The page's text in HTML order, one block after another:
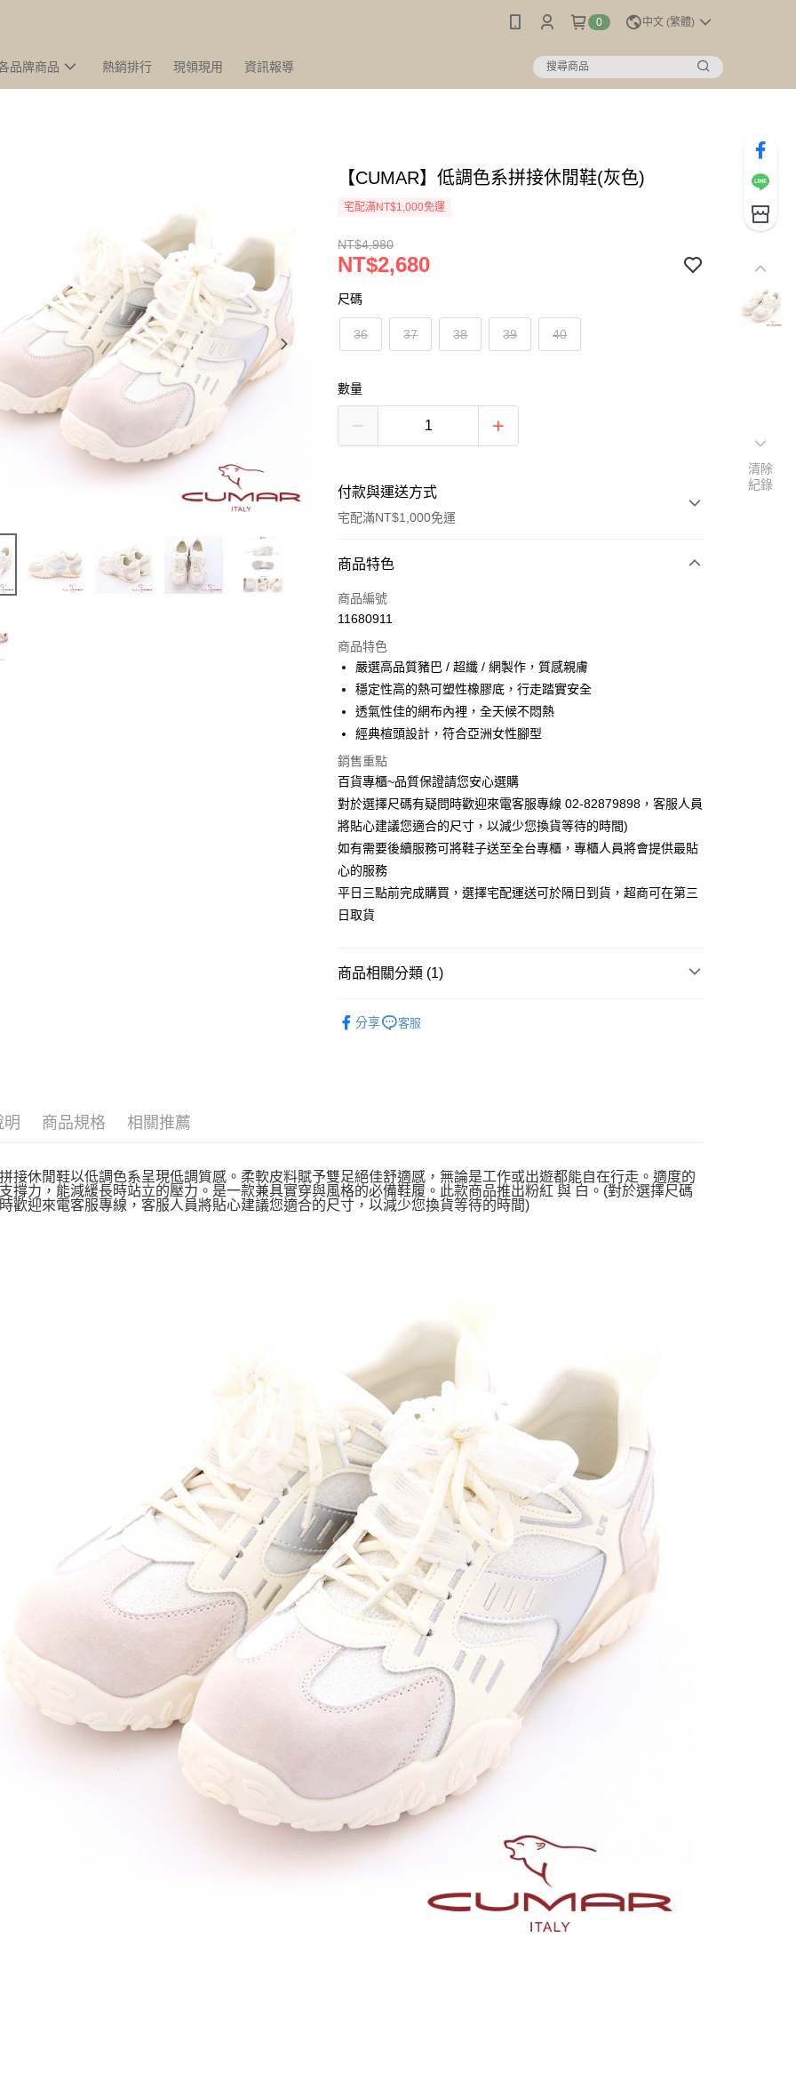
0 中文 (繁體)
品牌商品 熱銷排行 現領現用 資訊報導
【CUMAR】低調色系拼接休閒鞋(灰色)
宅配滿NT$1,000免運
NT$4,980
NT$2,680
尺碼
36 37 38 39 40
數量
付款與運送方式
宅配滿NT$1,000免運
付款方式
信用卡一次付款
Apple Pay
街口支付
運送方式
宅配
每筆NT$90，滿NT$1,000(含以上)免運費
商品特色
商品編號
11680911
商品特色
嚴選高品質豬巴 / 超纖 / 網製作，質感親膚
穩定性高的熱可塑性橡膠底，行走踏實安全
透氣性佳的網布內裡，全天候不悶熱
經典楦頭設計，符合亞洲女性腳型
銷售重點
百貨專櫃~品質保證請您安心選購
對於選擇尺碼有疑問時歡迎來電客服專線 02-82879898，客服人員
將貼心建議您適合的尺寸，以減少您換貨等待的時間)
如有需要後續服務可將鞋子送至全台專櫃，專櫃人員將會提供最貼
心的服務
平日三點前完成購買，選擇宅配運送可於隔日到貨，超商可在第三
日取貨
商品相關分類 (1)
分享
客服
明 商品規格 相關推薦
接休閒鞋以低調色系呈現低調質感。柔軟皮料賦予雙足絕佳舒適感，無論是工作或出遊都能自在行走。適度的
撐力，能減緩長時站立的壓力。是一款兼具實穿與風格的必備鞋履。此款商品推出粉紅 與 白。(對於選擇尺碼
歡迎來電客服專線，客服人員將貼心建議您適合的尺寸，以減少您換貨等待的時間)
清除
紀錄